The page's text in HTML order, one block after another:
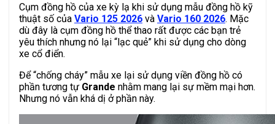
Cụm đồng hồ của xe kỳ lạ khi sử dụng mẫu đồng hồ kỹ
thuật số của Vario 125 2026 và Vario 160 2026. Mặc
dù đây là cụm đồng hồ thể thao rất được các bạn trẻ
yêu thích nhưng nó lại “lạc quẻ” khi sử dụng cho dòng
xe cổ điển.
Để “chống cháy” mẫu xe lại sử dụng viền đồng hồ có
phần tương tự Grande nhằm mang lại sự mềm mại hơn.
Nhưng nó vẫn khá dị ở phần này.